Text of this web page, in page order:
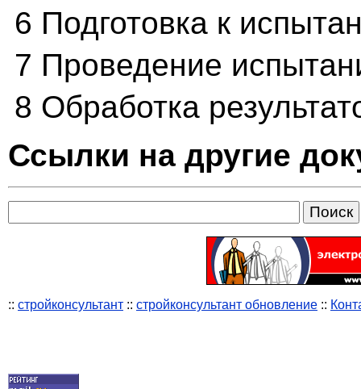
6 Подготовка к
7 Проведение
8 Обработка
Ссылки на другие
:: стройконсультант :: стройконсультант обновление ::